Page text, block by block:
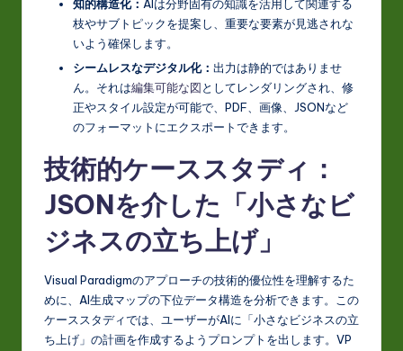
知的構造化： AIは分野固有の知識を活用して関連する
枝やサブトピックを提案し、重要な要素が見逃されな
いよう確保します。
シームレスなデジタル化： 出力は静的ではありませ
ん。それは編集可能な図としてレンダリングされ、修
正やスタイル設定が可能で、PDF、画像、JSONなど
のフォーマットにエクスポートできます。
技術的ケーススタディ：
JSONを介した「小さなビ
ジネスの立ち上げ」
Visual Paradigmのアプローチの技術的優位性を理解するた
めに、AI生成マップの下位データ構造を分析できます。この
ケーススタディでは、ユーザーがAIに「小さなビジネスの立
ち上げ」の計画を作成するようプロンプトを出します。VP